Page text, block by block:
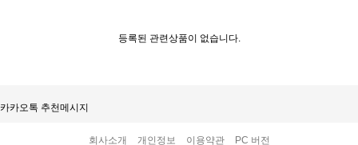
등록된 관련상품이 없습니다.
카카오톡 추천메시지
회사소개 개인정보 이용약관 PC 버전